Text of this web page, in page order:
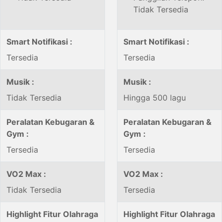
Tidak Tersedia
Smart Notifikasi :
Tersedia
Smart Notifikasi :
Tersedia
Musik :
Tidak Tersedia
Musik :
Hingga 500 lagu
Peralatan Kebugaran &
Gym :
Tersedia
Peralatan Kebugaran &
Gym :
Tersedia
VO2 Max :
Tidak Tersedia
VO2 Max :
Tersedia
Highlight Fitur Olahraga
Highlight Fitur Olahraga